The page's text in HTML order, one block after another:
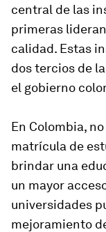
central de las
primeras
calidad. Estas
dos tercios de
el gobierno
En Colombia,
matrícula de
brindar una
un mayor
universidades
mejoramiento